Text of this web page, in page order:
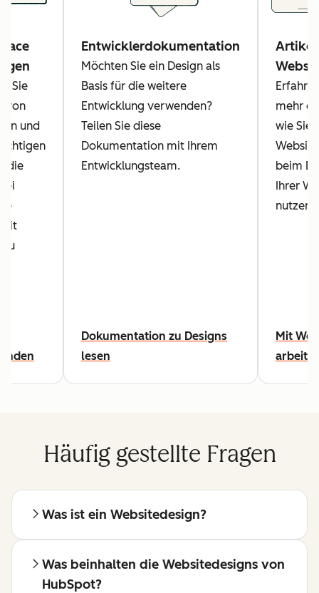
Sie
von
und
die
zu
Entwicklerdokumentation
Möchten Sie ein Design als
Basis für die weitere
Entwicklung verwenden?
Teilen Sie diese
Dokumentation mit Ihrem
Entwicklungsteam.
Dokumentation zu Designs
lesen
mehr
wie Sie
beim
Ihrer
nutzen
Mit
Häufig gestellte Fragen
Was ist ein Websitedesign?
Was beinhalten die Websitedesigns von
HubSpot?